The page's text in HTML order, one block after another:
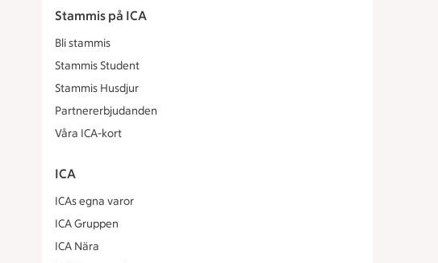
Stammis på ICA
Bli stammis
Stammis Student
Stammis Husdjur
Partnererbjudanden
Våra ICA-kort
ICA
ICAs egna varor
ICA Gruppen
ICA Nära